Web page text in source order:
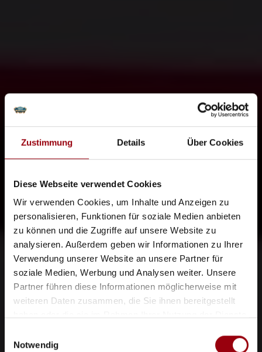
Zustimmung Details Über Cookies
Diese Webseite verwendet Cookies
Wir verwenden Cookies, um Inhalte und Anzeigen zu
personalisieren, Funktionen für soziale Medien anbieten
zu können und die Zugriffe auf unsere Website zu
analysieren. Außerdem geben wir Informationen zu Ihrer
Verwendung unserer Website an unsere Partner für
soziale Medien, Werbung und Analysen weiter. Unsere
Partner führen diese Informationen möglicherweise mit
weiteren Daten zusammen, die Sie ihnen bereitgestellt
Notwendig